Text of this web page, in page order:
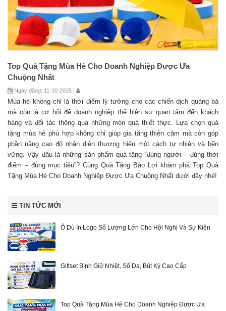
Top Quà Tặng Mùa Hè Cho Doanh Nghiệp Được Ưa
Chuộng Nhất
Ngày đăng: 11-10-2025 |
Mùa hè không chỉ là thời điểm lý tưởng cho các chiến dịch quảng bá
mà còn là cơ hội để doanh nghiệp thể hiện sự quan tâm đến khách
hàng và đối tác thông qua những món quà thiết thực. Lựa chọn quà
tặng mùa hè phù hợp không chỉ giúp gia tăng thiện cảm mà còn góp
phần nâng cao độ nhận diện thương hiệu một cách tự nhiên và bền
vững. Vậy đâu là những sản phẩm quà tặng “đúng người – đúng thời
điểm – đúng mục tiêu”? Cùng Quà Tặng Bảo Lợi khám phá Top Quà
Tặng Mùa Hè Cho Doanh Nghiệp Được Ưa Chuộng Nhất dưới đây nhé!
TIN TỨC MỚI
Ô Dù In Logo Số Lượng Lớn Cho Hội Nghị Và Sự Kiện
Giftset Bình Giữ Nhiệt, Sổ Da, Bút Ký Cao Cấp
Top Quà Tặng Mùa Hè Cho Doanh Nghiệp Được Ưa